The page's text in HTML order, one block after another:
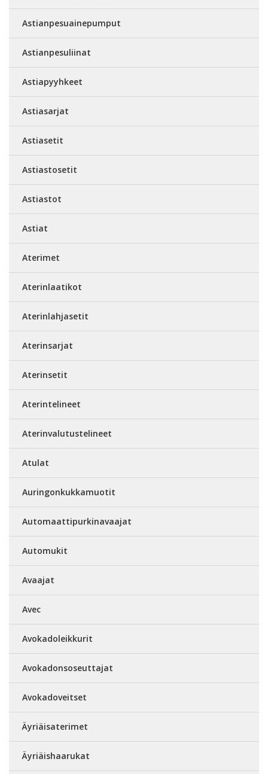
Astianpesuainepumput
Astianpesuliinat
Astiapyyhkeet
Astiasarjat
Astiasetit
Astiastosetit
Astiastot
Astiat
Aterimet
Aterinlaatikot
Aterinlahjasetit
Aterinsarjat
Aterinsetit
Aterintelineet
Aterinvalutustelineet
Atulat
Auringonkukkamuotit
Automaattipurkinavaajat
Automukit
Avaajat
Avec
Avokadoleikkurit
Avokadonsoseuttajat
Avokadoveitset
Äyriäisaterimet
Äyriäishaarukat